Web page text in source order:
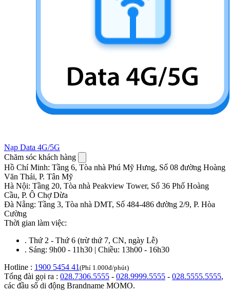
Nạp Data 4G/5G
Chăm sóc khách hàng
Hồ Chí Minh: Tầng 6, Tòa nhà Phú Mỹ Hưng, Số 08 đường Hoàng
Văn Thái, P. Tân Mỹ
Hà Nội: Tầng 20, Tòa nhà Peakview Tower, Số 36 Phố Hoàng
Cầu, P. Ô Chợ Dừa
Đà Nẵng: Tầng 3, Tòa nhà DMT, Số 484-486 đường 2/9, P. Hòa
Cường
Thời gian làm việc:
. Thứ 2 - Thứ 6 (trừ thứ 7, CN, ngày Lễ)
. Sáng: 9h00 - 11h30 | Chiều: 13h00 - 16h30
Hotline : 1900 5454 41 (Phí 1.000đ/phút)
Tổng đài gọi ra : 028.7306.5555 - 028.9999.5555 - 028.5555.5555,
các đầu số di động Brandname MOMO.